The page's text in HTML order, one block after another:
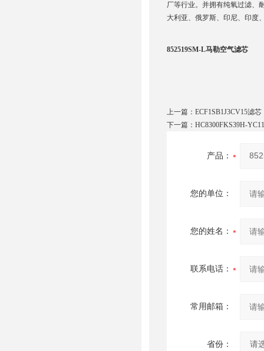
厂等行业。并拥有纯氧过滤、
大利亚、俄罗斯、印尼、印度
852519SM-L马勒空气滤芯
上一篇： ECF1SB1J3CV15滤芯
下一篇： HC8300FKS39H-
产品：
您的单位：
您的姓名：
联系电话：
常用邮箱：
省份：